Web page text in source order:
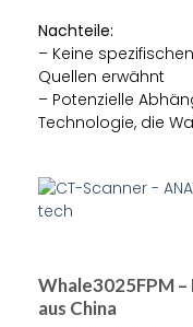
Nachteile:
– Keine
Quellen erwähnt
– Potenzielle
Technologie, die
Whale3025FPM
aus China